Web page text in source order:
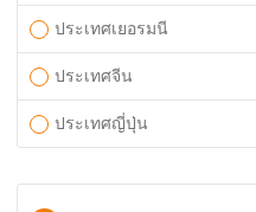
ประเทศเยอรมนี
ประเทศจีน
ประเทศญี่ปุ่น